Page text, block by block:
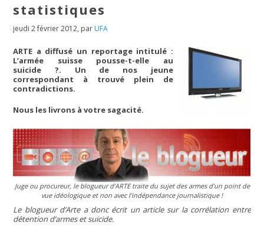
statistiques
jeudi 2 février 2012, par UFA
ARTE a diffusé un reportage intitulé :
L’armée suisse pousse-t-elle au
suicide ?. Un de nos jeune
correspondant à trouvé plein de
contradictions.
Nous les livrons à votre sagacité.
Juge ou procureur, le blogueur d’ARTE traite du sujet des armes d’un point de
vue idéologique et non avec l’indépendance journalistique !
Le blogueur d’Arte a donc écrit un article sur la corrélation entre
détention d’armes et suicide.